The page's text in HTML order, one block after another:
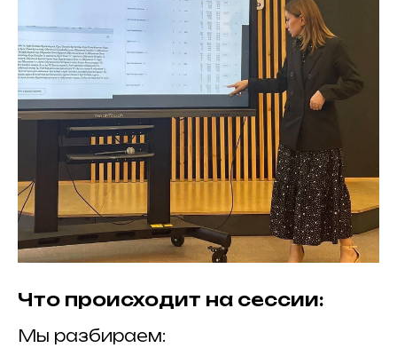
Что происходит на сессии:
Мы разбираем: